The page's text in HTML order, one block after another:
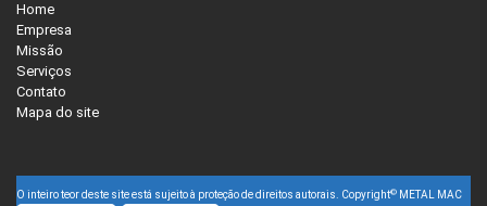
Home
Empresa
Missão
Serviços
Contato
Mapa do site
O inteiro teor deste site está sujeito à proteção de direitos autorais. Copyright© METAL MAC